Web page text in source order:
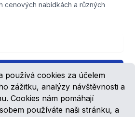
používá cookies za účelem
zážitku, analýzy návštěvnosti a
Cookies nám pomáhají
používáte naši stránku, a
cenových nabídkách a různých
Přihlášení